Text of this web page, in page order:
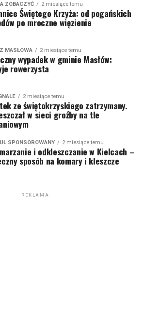
ZOBACZYĆ 2 miesiące temu
Świętego Krzyża: od pogańskich
po mroczne więzienie
MASŁOWA 2 miesiące temu
wypadek w gminie Masłów:
rowerzysta
2 miesiące temu
ze świętokrzyskiego zatrzymany.
w sieci groźby na tle
SPONSOROWANY 2 miesiące temu
i odkleszczanie w Kielcach –
sposób na komary i kleszcze
REKLAMA